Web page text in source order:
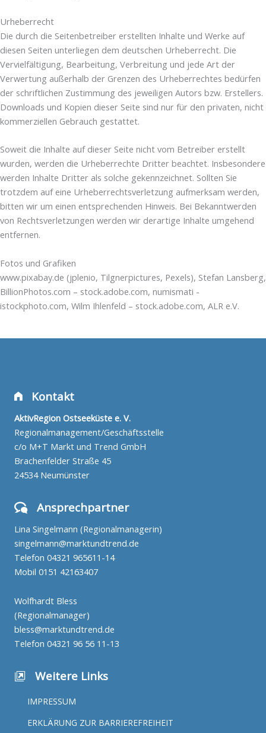
Urheberrecht
Die durch die Seitenbetreiber erstellten Inhalte und Werke auf
diesen Seiten unterliegen dem deutschen Urheberrecht. Die
Vervielfältigung, Bearbeitung, Verbreitung und jede Art der
Verwertung außerhalb der Grenzen des Urheberrechtes bedürfen
der schriftlichen Zustimmung des jeweiligen Autors bzw. Erstellers.
Downloads und Kopien dieser Seite sind nur für den privaten, nicht
kommerziellen Gebrauch gestattet.
Soweit die Inhalte auf dieser Seite nicht vom Betreiber erstellt
wurden, werden die Urheberrechte Dritter beachtet. Insbesondere
werden Inhalte Dritter als solche gekennzeichnet. Sollten Sie
trotzdem auf eine Urheberrechtsverletzung aufmerksam werden,
bitten wir um einen entsprechenden Hinweis. Bei Bekanntwerden
von Rechtsverletzungen werden wir derartige Inhalte umgehend
entfernen.
Fotos und Grafiken
www.pixabay.de (jplenio, Tilgnerpictures, Pexels), Stefan Lansberg,
BillionPhotos.com – stock.adobe.com, numismati -
istockphoto.com, Wilm Ihlenfeld – stock.adobe.com, ALR e.V.
Kontakt
AktivRegion Ostseeküste e. V.
Regionalmanagement/Geschäftsstelle
c/o M+T Markt und Trend GmbH
Brachenfelder Straße 45
24534 Neumünster
Ansprechpartner
Lina Singelmann (Regionalmanagerin)
singelmann@marktundtrend.de
Telefon 04321 965611-14
Mobil 0151 42163407
Wolfhardt Bless
(Regionalmanager)
bless@marktundtrend.de
Telefon 04321 96 56 11-13
Weitere Links
IMPRESSUM
ERKLÄRUNG ZUR BARRIEREFREIHEIT